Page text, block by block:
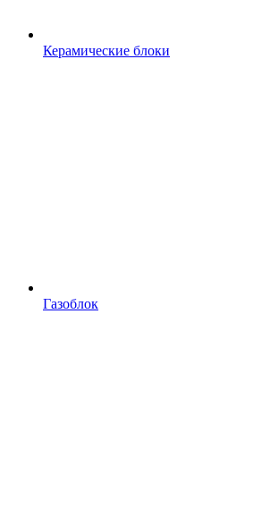
Керамические блоки
Газоблок